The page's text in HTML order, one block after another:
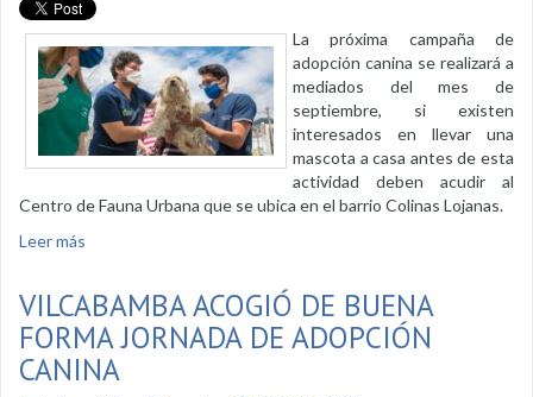
La próxima campaña de
adopción canina se realizará a
mediados del mes de
septiembre, si existen
interesados en llevar una
mascota a casa antes de esta
actividad deben acudir al
Centro de Fauna Urbana que se ubica en el barrio Colinas Lojanas.
Leer más
VILCABAMBA ACOGIÓ DE BUENA
FORMA JORNADA DE ADOPCIÓN
CANINA